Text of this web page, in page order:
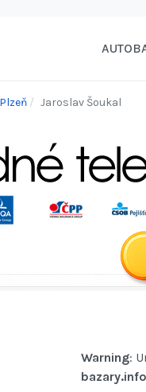
Jaroslav Šoukal
Warning: